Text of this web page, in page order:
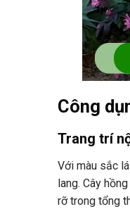
Công
Trang trí
Với màu sắc
lang. Cây
rỡ trong tổng